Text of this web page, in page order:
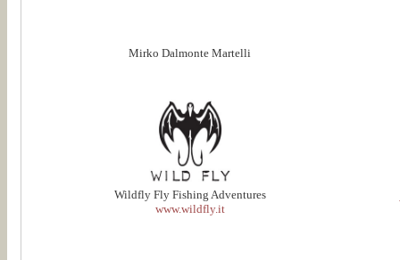
Mirko Dalmonte Martelli
Wildfly Fly Fishing Adventures
www.wildfly.it